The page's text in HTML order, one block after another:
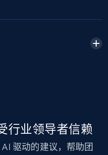
name, Seller rating,
Root category, and
行业领导者信赖
驱动的建议，帮助团